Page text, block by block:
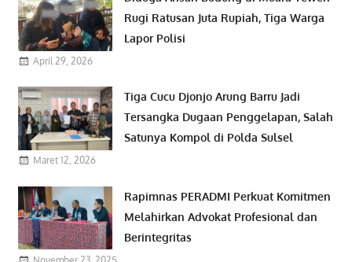
Rugi Ratusan Juta Rupiah, Tiga Warga
Lapor Polisi
April 29, 2026
Tiga Cucu Djonjo Arung Barru Jadi
Tersangka Dugaan Penggelapan, Salah
Satunya Kompol di Polda Sulsel
Maret 12, 2026
Rapimnas PERADMI Perkuat Komitmen
Melahirkan Advokat Profesional dan
Berintegritas